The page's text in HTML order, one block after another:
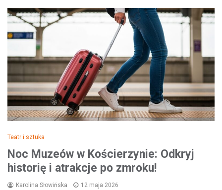
Teatr i sztuka
Noc Muzeów w Kościerzynie: Odkryj
historię i atrakcje po zmroku!
Karolina Słowińska 12 maja 2026